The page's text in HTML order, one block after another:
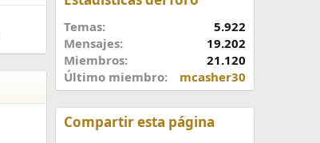
Temas
5.922
Mensajes
19.202
Miembros
21.120
Último miembro
mcasher30
Compartir esta página